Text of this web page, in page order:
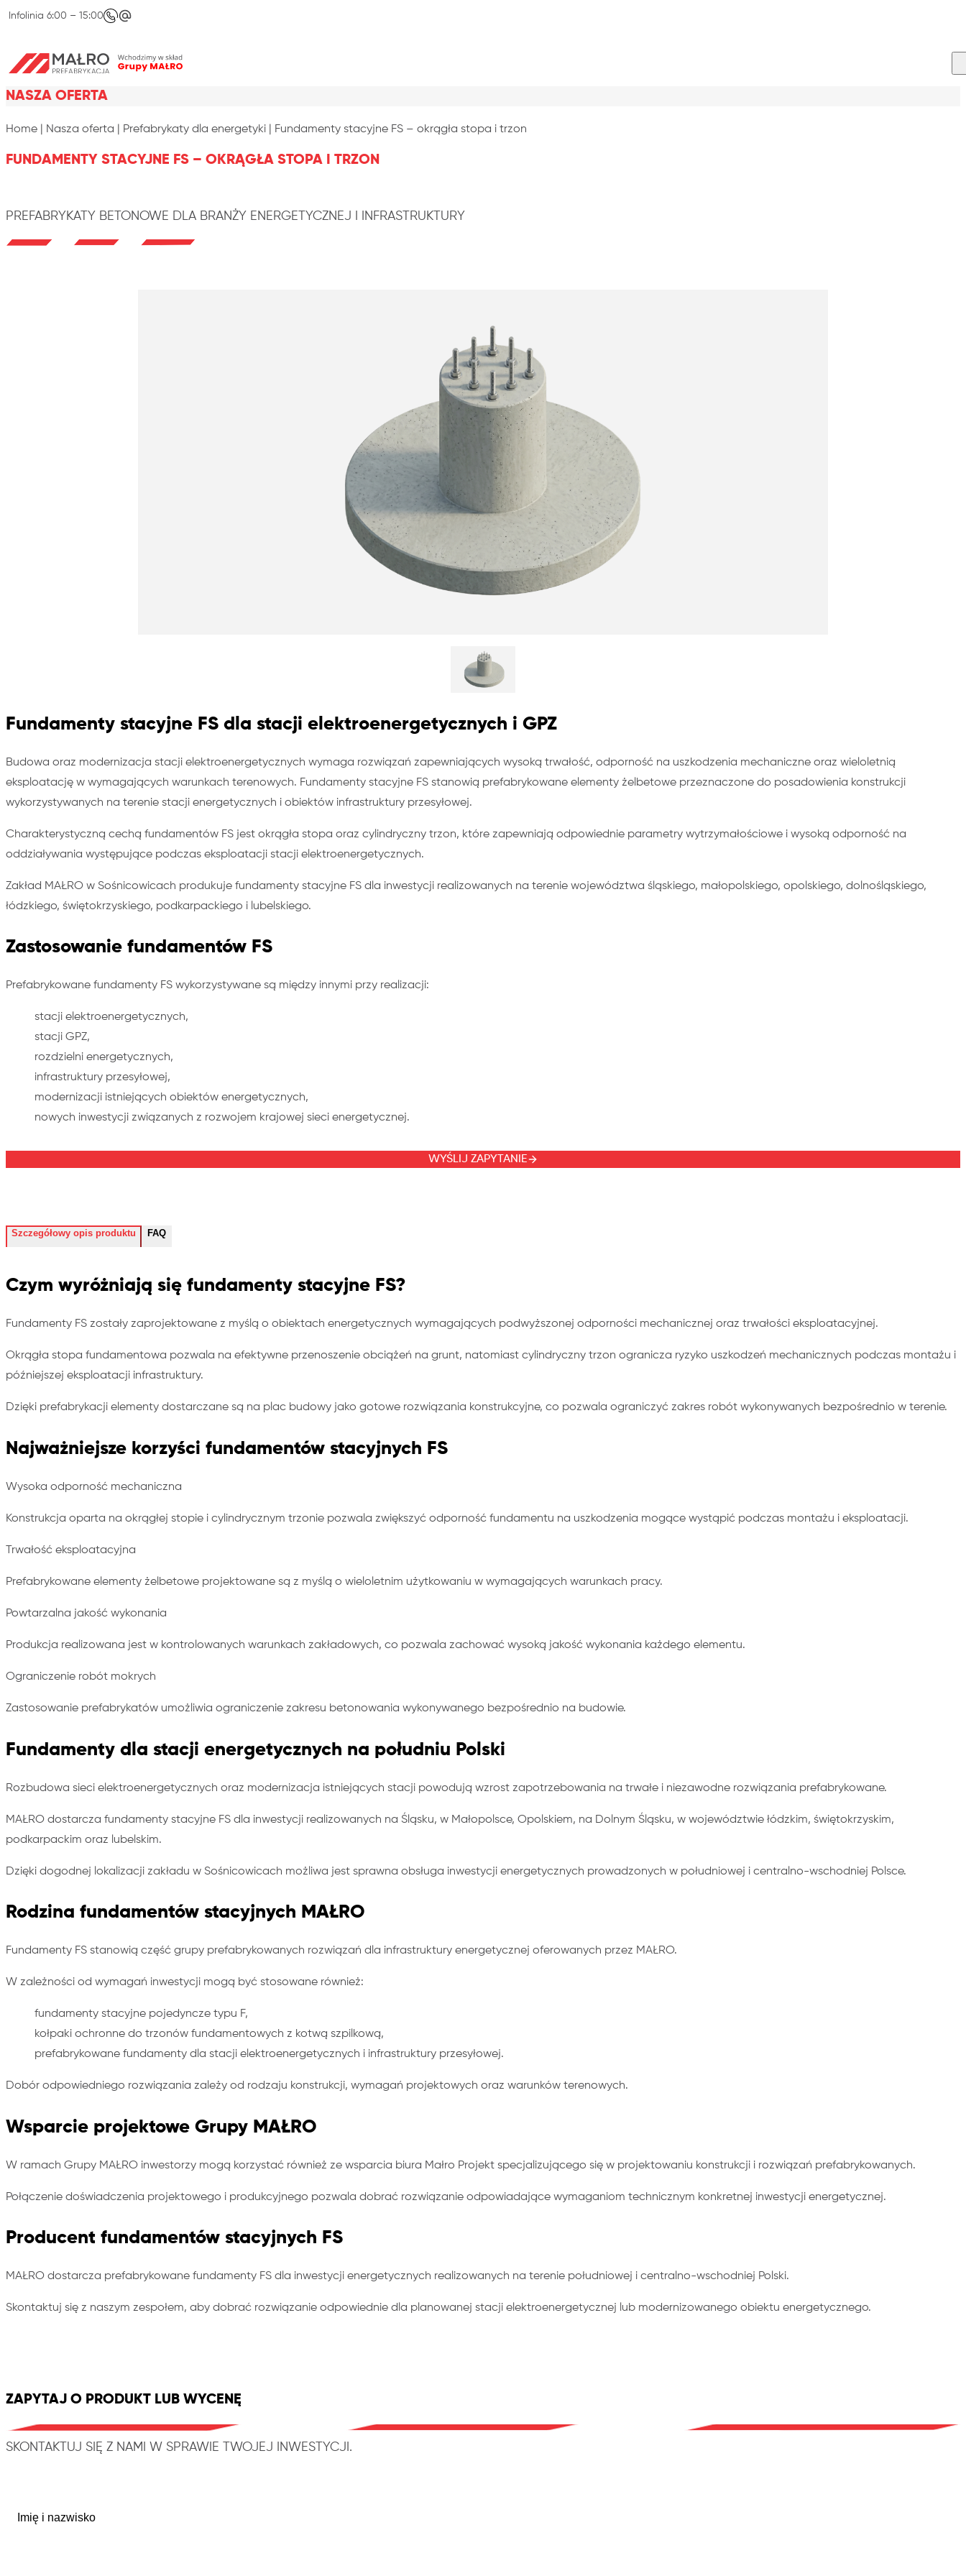
Skip to content
Infolinia 6:00 – 15:00
NASZA OFERTA
Home Nasza oferta Prefabrykaty dla energetyki Fundamenty stacyjne FS – okrągła stopa i trzon
FUNDAMENTY STACYJNE FS – OKRĄGŁA STOPA I TRZON
PREFABRYKATY BETONOWE DLA BRANŻY ENERGETYCZNEJ I INFRASTRUKTURY
Fundamenty stacyjne FS dla stacji elektroenergetycznych i GPZ
Budowa oraz modernizacja stacji elektroenergetycznych wymaga rozwiązań zapewniających wysoką trwałość, odporność na uszkodzenia mechaniczne oraz wieloletnią
eksploatację w wymagających warunkach terenowych. Fundamenty stacyjne FS stanowią prefabrykowane elementy żelbetowe przeznaczone do posadowienia konstrukcji
wykorzystywanych na terenie stacji energetycznych i obiektów infrastruktury przesyłowej.
Charakterystyczną cechą fundamentów FS jest okrągła stopa oraz cylindryczny trzon, które zapewniają odpowiednie parametry wytrzymałościowe i wysoką odporność na
oddziaływania występujące podczas eksploatacji stacji elektroenergetycznych.
Zakład MAŁRO w Sośnicowicach produkuje fundamenty stacyjne FS dla inwestycji realizowanych na terenie województwa śląskiego, małopolskiego, opolskiego, dolnośląskiego,
łódzkiego, świętokrzyskiego, podkarpackiego i lubelskiego.
Zastosowanie fundamentów FS
Prefabrykowane fundamenty FS wykorzystywane są między innymi przy realizacji:
stacji elektroenergetycznych,
stacji GPZ,
rozdzielni energetycznych,
infrastruktury przesyłowej,
modernizacji istniejących obiektów energetycznych,
nowych inwestycji związanych z rozwojem krajowej sieci energetycznej.
WYŚLIJ ZAPYTANIE
Szczegółowy opis produktu FAQ
Czym wyróżniają się fundamenty stacyjne FS?
Fundamenty FS zostały zaprojektowane z myślą o obiektach energetycznych wymagających podwyższonej odporności mechanicznej oraz trwałości eksploatacyjnej.
Okrągła stopa fundamentowa pozwala na efektywne przenoszenie obciążeń na grunt, natomiast cylindryczny trzon ogranicza ryzyko uszkodzeń mechanicznych podczas montażu i
późniejszej eksploatacji infrastruktury.
Dzięki prefabrykacji elementy dostarczane są na plac budowy jako gotowe rozwiązania konstrukcyjne, co pozwala ograniczyć zakres robót wykonywanych bezpośrednio w terenie.
Najważniejsze korzyści fundamentów stacyjnych FS
Wysoka odporność mechaniczna
Konstrukcja oparta na okrągłej stopie i cylindrycznym trzonie pozwala zwiększyć odporność fundamentu na uszkodzenia mogące wystąpić podczas montażu i eksploatacji.
Trwałość eksploatacyjna
Prefabrykowane elementy żelbetowe projektowane są z myślą o wieloletnim użytkowaniu w wymagających warunkach pracy.
Powtarzalna jakość wykonania
Produkcja realizowana jest w kontrolowanych warunkach zakładowych, co pozwala zachować wysoką jakość wykonania każdego elementu.
Ograniczenie robót mokrych
Zastosowanie prefabrykatów umożliwia ograniczenie zakresu betonowania wykonywanego bezpośrednio na budowie.
Fundamenty dla stacji energetycznych na południu Polski
Rozbudowa sieci elektroenergetycznych oraz modernizacja istniejących stacji powodują wzrost zapotrzebowania na trwałe i niezawodne rozwiązania prefabrykowane.
MAŁRO dostarcza fundamenty stacyjne FS dla inwestycji realizowanych na Śląsku, w Małopolsce, Opolskiem, na Dolnym Śląsku, w województwie łódzkim, świętokrzyskim,
podkarpackim oraz lubelskim.
Dzięki dogodnej lokalizacji zakładu w Sośnicowicach możliwa jest sprawna obsługa inwestycji energetycznych prowadzonych w południowej i centralno-wschodniej Polsce.
Rodzina fundamentów stacyjnych MAŁRO
Fundamenty FS stanowią część grupy prefabrykowanych rozwiązań dla infrastruktury energetycznej oferowanych przez MAŁRO.
W zależności od wymagań inwestycji mogą być stosowane również:
fundamenty stacyjne pojedyncze typu F,
kołpaki ochronne do trzonów fundamentowych z kotwą szpilkową,
prefabrykowane fundamenty dla stacji elektroenergetycznych i infrastruktury przesyłowej.
Dobór odpowiedniego rozwiązania zależy od rodzaju konstrukcji, wymagań projektowych oraz warunków terenowych.
Wsparcie projektowe Grupy MAŁRO
W ramach Grupy MAŁRO inwestorzy mogą korzystać również ze wsparcia biura Małro Projekt specjalizującego się w projektowaniu konstrukcji i rozwiązań prefabrykowanych.
Połączenie doświadczenia projektowego i produkcyjnego pozwala dobrać rozwiązanie odpowiadające wymaganiom technicznym konkretnej inwestycji energetycznej.
Producent fundamentów stacyjnych FS
MAŁRO dostarcza prefabrykowane fundamenty FS dla inwestycji energetycznych realizowanych na terenie południowej i centralno-wschodniej Polski.
Skontaktuj się z naszym zespołem, aby dobrać rozwiązanie odpowiednie dla planowanej stacji elektroenergetycznej lub modernizowanego obiektu energetycznego.
ZAPYTAJ O PRODUKT LUB WYCENĘ
SKONTAKTUJ SIĘ Z NAMI W SPRAWIE TWOJEJ INWESTYCJI.